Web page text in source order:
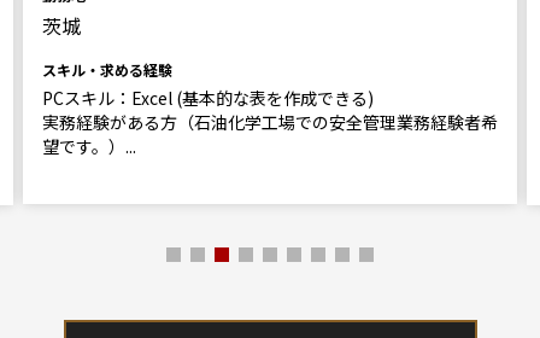
茨城
スキル・求める経験
PCスキル：Excel (基本的な表を作成できる)
実務経験がある方（石油化学工場での安全管理業務経験者希
望です。）...